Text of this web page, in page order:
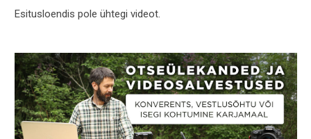
Esitusloendis pole ühtegi videot.